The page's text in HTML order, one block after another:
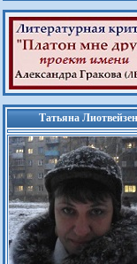
Татьяна Лиотвейзен